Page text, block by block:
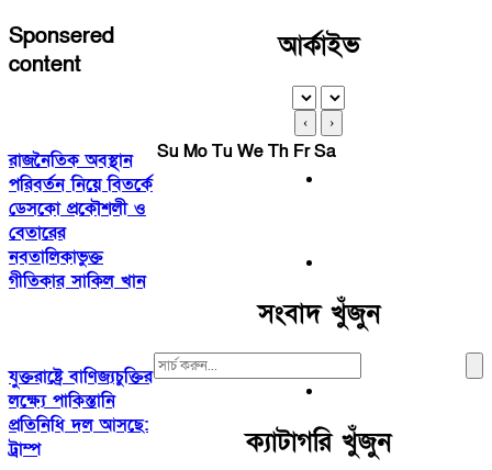
Sponsered
content
রাজনৈতিক অবস্থান
পরিবর্তন নিয়ে বিতর্কে
ডেসকো প্রকৌশলী ও
বেতারের
নবতালিকাভুক্ত
গীতিকার সাকিল খান
যুক্তরাষ্ট্রে বাণিজ্যচুক্তির
লক্ষ্যে পাকিস্তানি
প্রতিনিধি দল আসছে:
ট্রাম্প
আর্কাইভ
‹ ›
Su MoTu WeTh FrSa
সংবাদ খুঁজুন
Search
ক্যাটাগরি খুঁজুন